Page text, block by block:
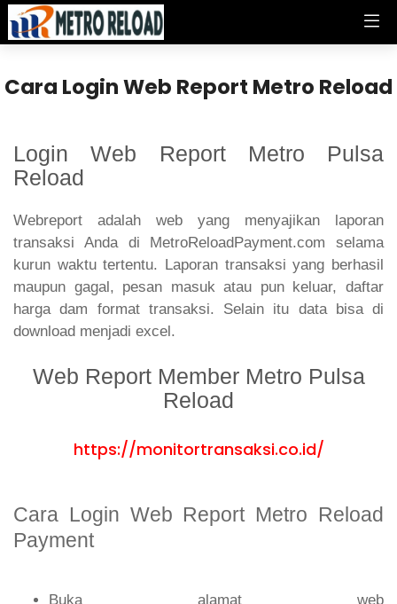
Cara Login Web Report Metro Reload
Login Web Report Metro Pulsa
Reload
Webreport adalah web yang menyajikan laporan
transaksi Anda di MetroReloadPayment.com selama
kurun waktu tertentu. Laporan transaksi yang berhasil
maupun gagal, pesan masuk atau pun keluar, daftar
harga dam format transaksi. Selain itu data bisa di
download menjadi excel.
Web Report Member Metro Pulsa
Reload
https://monitortransaksi.co.id/
Cara Login Web Report Metro Reload
Payment
Buka alamat web